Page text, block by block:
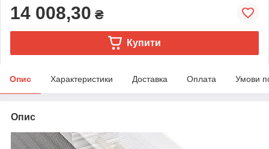
14 008,30 ₴
Купити
Опис Характеристики Доставка Оплата Умови
Опис